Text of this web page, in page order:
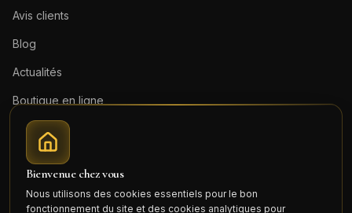
Avis clients
Blog
Actualités
Boutique en ligne
Contact
Mentions légales
Bienvenue chez vous
Nous utilisons des cookies essentiels pour le bon
fonctionnement du site et des cookies analytiques pour